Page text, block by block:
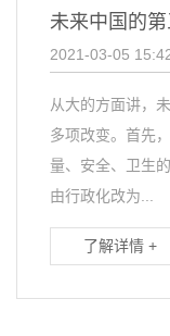
2021-03-05
从大的方面讲，
多项改变。首先
量、安全、卫生
由行政化改为...
了解详情 +